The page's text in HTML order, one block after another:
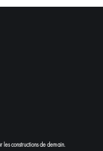
constructions de demain.